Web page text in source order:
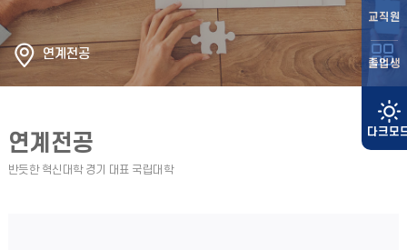
교직원
졸업생
연계전공
연계전공